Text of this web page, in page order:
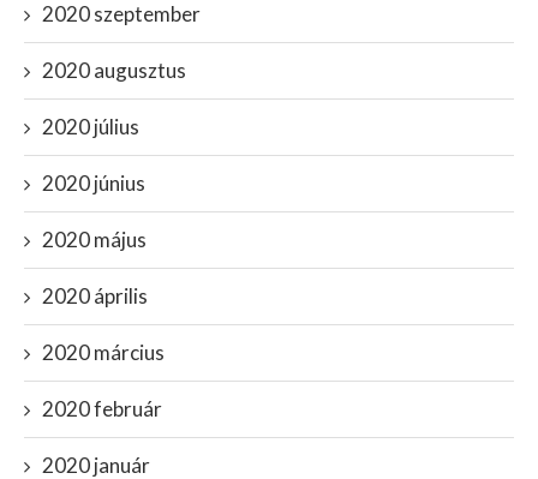
2020 szeptember
2020 augusztus
2020 július
2020 június
2020 május
2020 április
2020 március
2020 február
2020 január